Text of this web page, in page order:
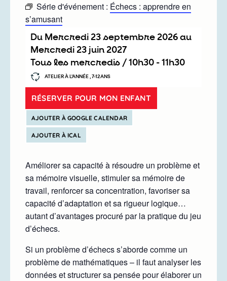
Série d'événement : Échecs : apprendre en
s’amusant
Du mercredi 23 septembre 2026au
mercredi 23 juin 2027
Tous les mercredis / 10h30 - 11h30
ATELIER À L’ANNÉE , 7-12ANS
RÉSERVER POUR MON ENFANT
AJOUTER À GOOGLE CALENDAR
AJOUTER À ICAL
Améliorer sa capacité à résoudre un problème et
sa mémoire visuelle, stimuler sa mémoire de
travail, renforcer sa concentration, favoriser sa
capacité d’adaptation et sa rigueur logique…
autant d’avantages procuré par la pratique du jeu
d’échecs.
Si un problème d’échecs s’aborde comme un
problème de mathématiques – il faut analyser les
données et structurer sa pensée pour élaborer un